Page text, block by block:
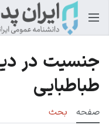
جنسیت در
طباطبایی
صفحه بحث